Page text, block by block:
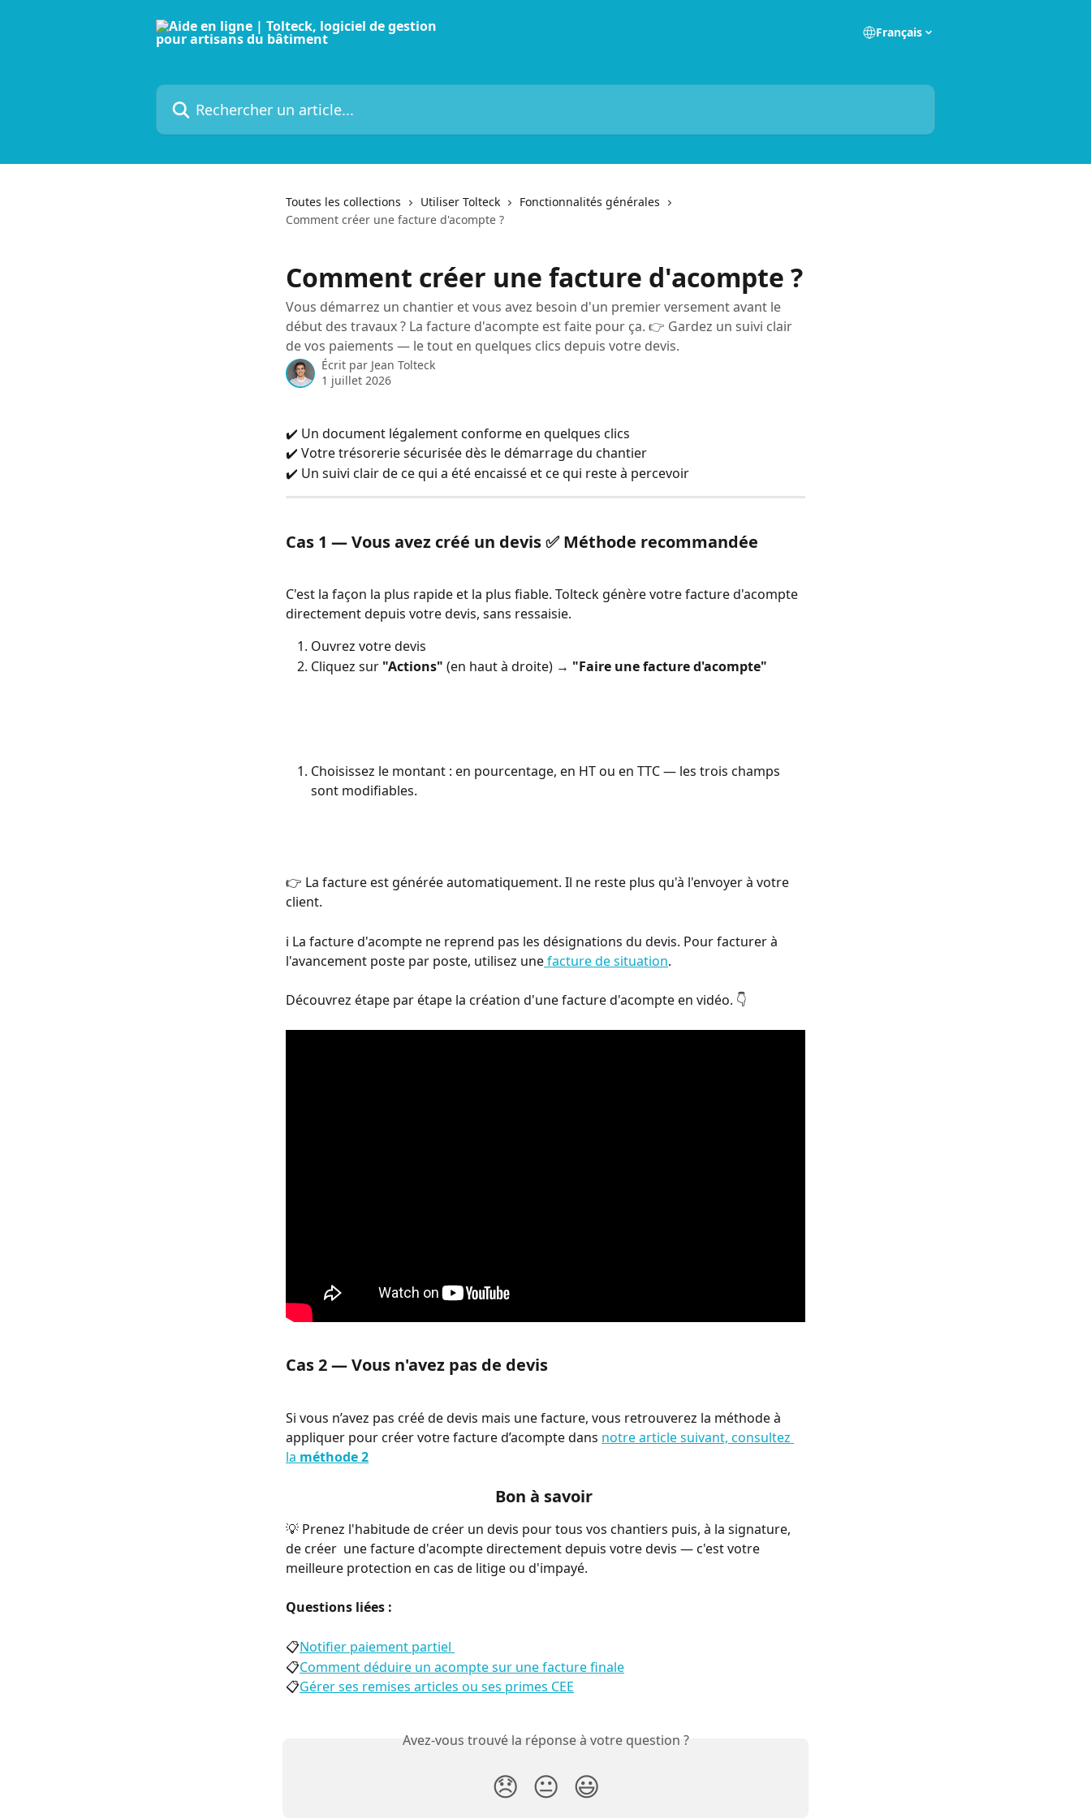
Français
Rechercher un article...
Toutes les collections Utiliser Tolteck
Fonctionnalités générales
Comment créer une facture d'acompte ?
Comment créer une facture d'acompte ?
Vous démarrez un chantier et vous avez besoin d'un premier versement avant le
début des travaux ? La facture d'acompte est faite pour ça. 👉 Gardez un suivi clair
de vos paiements — le tout en quelques clics depuis votre devis.
Écrit par Jean Tolteck
1 juillet 2026
✔️ Un document légalement conforme en quelques clics
✔️ Votre trésorerie sécurisée dès le démarrage du chantier
✔️ Un suivi clair de ce qui a été encaissé et ce qui reste à percevoir
Cas 1 — Vous avez créé un devis ✅ Méthode recommandée
C'est la façon la plus rapide et la plus fiable. Tolteck génère votre facture d'acompte
directement depuis votre devis, sans ressaisie.
Ouvrez votre devis
Cliquez sur "Actions" (en haut à droite) → "Faire une facture d'acompte"
Choisissez le montant : en pourcentage, en HT ou en TTC — les trois champs
sont modifiables.
👉 La facture est générée automatiquement. Il ne reste plus qu'à l'envoyer à votre
client.
ℹ️ La facture d'acompte ne reprend pas les désignations du devis. Pour facturer à
l'avancement poste par poste, utilisez une facture de situation.
Découvrez étape par étape la création d'une facture d'acompte en vidéo. 👇
Cas 2 — Vous n'avez pas de devis
Si vous n’avez pas créé de devis mais une facture, vous retrouverez la méthode à
appliquer pour créer votre facture d’acompte dans notre article suivant, consultez
la méthode 2
Bon à savoir
💡 Prenez l'habitude de créer un devis pour tous vos chantiers puis, à la signature,
de créer  une facture d'acompte directement depuis votre devis — c'est votre
meilleure protection en cas de litige ou d'impayé.
Questions liées :
📋Notifier paiement partiel
📋Comment déduire un acompte sur une facture finale
📋Gérer ses remises articles ou ses primes CEE
Avez-vous trouvé la réponse à votre question ?
😞 😐 😃